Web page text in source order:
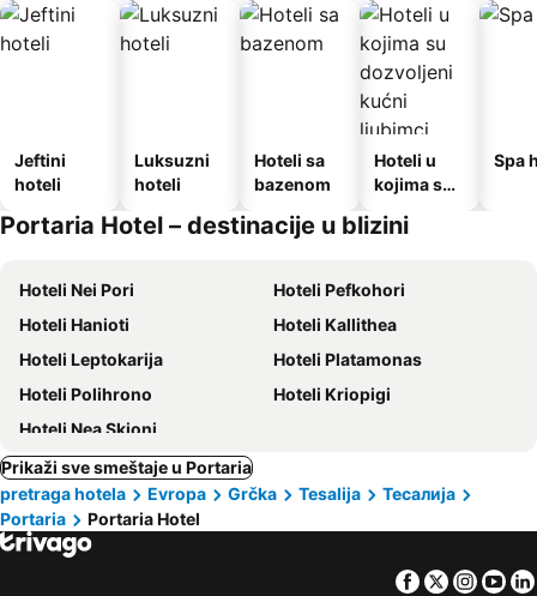
Jeftini
hoteli
Luksuzni
hoteli
Hoteli sa
bazenom
Hoteli u
kojima su
kućni
Spa
Portaria Hotel – destinacije u blizini
Hoteli Nei Pori
Hoteli Pefkohori
Hoteli Hanioti
Hoteli Kallithea
Hoteli Leptokarija
Hoteli Platamonas
Hoteli Polihrono
Hoteli Kriopigi
Hoteli Nea Skioni
Prikaži sve smeštaje u Portaria
pretraga hotela
Evropa Grčka Tesalija
Тесалија
Portaria
Portaria Hotel
Facebook
Twitter